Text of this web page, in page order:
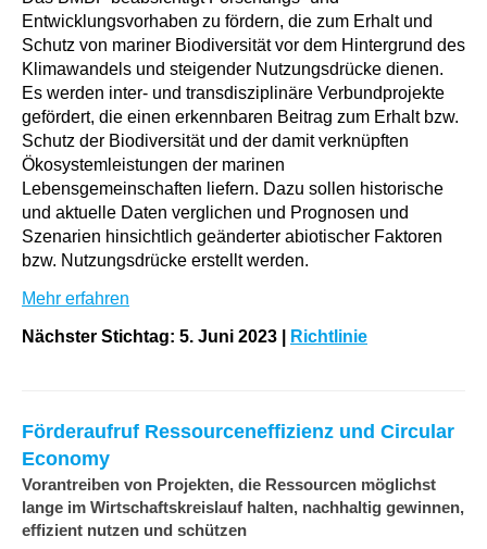
Entwicklungsvorhaben zu fördern, die zum Erhalt und
Schutz von mariner Biodiversität vor dem Hintergrund des
Klimawandels und steigender Nutzungsdrücke dienen.
Es werden inter- und transdisziplinäre Verbundprojekte
gefördert, die einen erkennbaren Beitrag zum Erhalt bzw.
Schutz der Biodiversität und der damit verknüpften
Ökosystemleistungen der marinen
Lebensgemeinschaften liefern. Dazu sollen historische
und aktuelle Daten verglichen und Prognosen und
Szenarien hinsichtlich geänderter abiotischer Faktoren
bzw. Nutzungsdrücke erstellt werden.
Mehr erfahren
Nächster Stichtag: 5. Juni 2023 Richtlinie
Förderaufruf Ressourceneffizienz und Circular
Economy
Vorantreiben von Projekten, die Ressourcen möglichst
lange im Wirtschaftskreislauf halten, nachhaltig gewinnen,
effizient nutzen und schützen